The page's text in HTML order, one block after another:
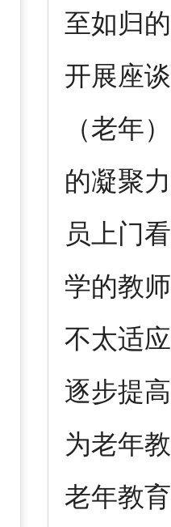
至如归
开展座
（老年
的凝聚
员上门
学的教
不太适
逐步提
为老年
老年教